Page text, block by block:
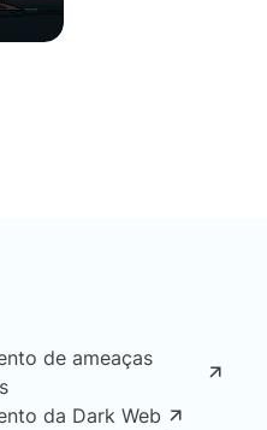
de ameaças
da Dark Web